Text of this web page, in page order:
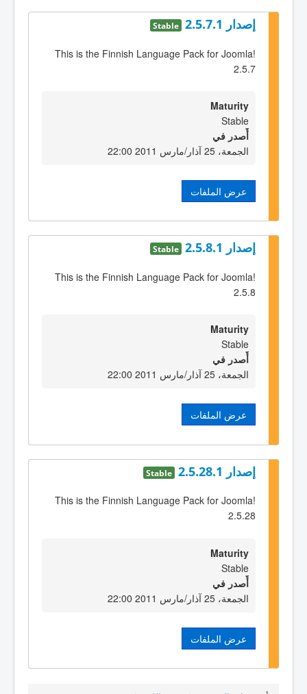
إصدار 2.5.7.1 Stable
This is the Finnish Language Pack for Joomla!
2.5.7
Maturity
Stable
أٌصدر في
الجمعة، 25 آذار/مارس 2011 22:00
عرض الملفات
إصدار 2.5.8.1 Stable
This is the Finnish Language Pack for Joomla!
2.5.8
Maturity
Stable
أٌصدر في
الجمعة، 25 آذار/مارس 2011 22:00
عرض الملفات
إصدار 2.5.28.1 Stable
This is the Finnish Language Pack for Joomla!
2.5.28
Maturity
Stable
أٌصدر في
الجمعة، 25 آذار/مارس 2011 22:00
عرض الملفات